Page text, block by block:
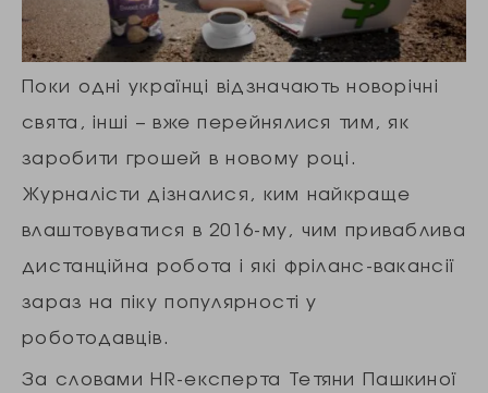
Поки одні українці відзначають новорічні
свята, інші – вже перейнялися тим, як
заробити грошей в новому році.
Журналісти дізналися, ким найкраще
влаштовуватися в 2016-му, чим приваблива
дистанційна робота і які фріланс-вакансії
зараз на піку популярності у
роботодавців.
За словами HR-експерта Тетяни Пашкиної